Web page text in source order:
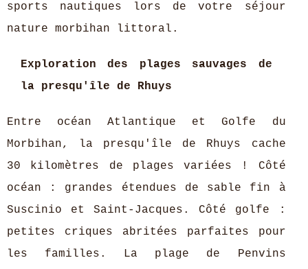
sports nautiques lors de votre séjour
nature morbihan littoral.
Exploration des plages sauvages de
la presqu'île de Rhuys
Entre océan Atlantique et Golfe du
Morbihan, la presqu'île de Rhuys cache
30 kilomètres de plages variées ! Côté
océan : grandes étendues de sable fin à
Suscinio et Saint-Jacques. Côté golfe :
petites criques abritées parfaites pour
les familles. La plage de Penvins